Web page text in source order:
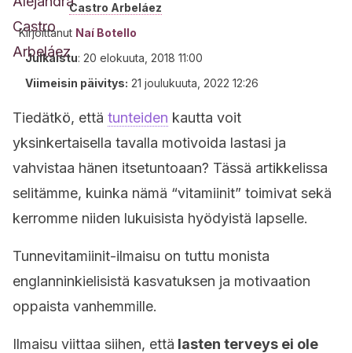
Castro Arbeláez
Kirjoittanut Naí Botello
Julkaistu: 20 elokuuta, 2018 11:00
Viimeisin päivitys: 21 joulukuuta, 2022 12:26
Tiedätkö, että tunteiden kautta voit
yksinkertaisella tavalla motivoida lastasi ja
vahvistaa hänen itsetuntoaan? Tässä artikkelissa
selitämme, kuinka nämä “vitamiinit” toimivat sekä
kerromme niiden lukuisista hyödyistä lapselle.
Tunnevitamiinit-ilmaisu on tuttu monista
englanninkielisistä kasvatuksen ja motivaation
oppaista vanhemmille.
Ilmaisu viittaa siihen, että lasten terveys ei ole